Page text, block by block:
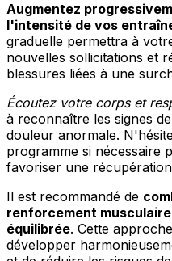
Augmentez
l'intensité de vos
graduelle permettra à
nouvelles sollicitations et
blessures liées à une
Écoutez votre corps et
à reconnaître les signes
douleur anormale.
programme si nécessaire
favoriser une
Il est recommandé de
renforcement
équilibrée. Cette
développer